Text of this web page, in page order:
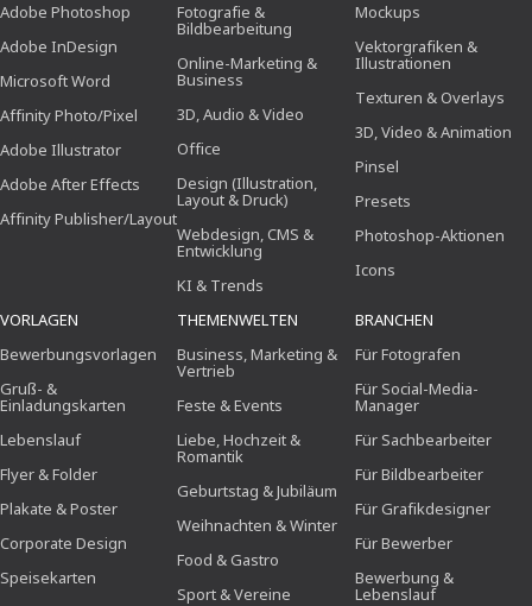
Adobe Photoshop
Adobe InDesign
Microsoft Word
Affinity Photo/Pixel
Adobe Illustrator
Adobe After Effects
Affinity Publisher/Layout
Fotografie &
Bildbearbeitung
Online-Marketing &
Business
3D, Audio & Video
Office
Design (Illustration,
Layout & Druck)
Webdesign, CMS &
Entwicklung
KI & Trends
Mockups
Vektorgrafiken &
Illustrationen
Texturen & Overlays
3D, Video & Animation
Pinsel
Presets
Photoshop-Aktionen
Icons
VORLAGEN
Bewerbungsvorlagen
Gruß- &
Einladungskarten
Lebenslauf
Flyer & Folder
Plakate & Poster
Corporate Design
Speisekarten
THEMENWELTEN
Business, Marketing &
Vertrieb
Feste & Events
Liebe, Hochzeit &
Romantik
Geburtstag & Jubiläum
Weihnachten & Winter
Food & Gastro
Sport & Vereine
BRANCHEN
Für Fotografen
Für Social-Media-
Manager
Für Sachbearbeiter
Für Bildbearbeiter
Für Grafikdesigner
Für Bewerber
Bewerbung &
Lebenslauf